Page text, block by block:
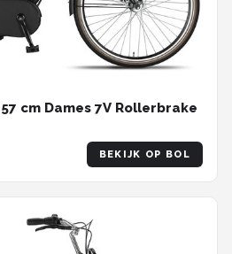
cm Dames 7V Rollerbrake
BEKIJK OP BOL